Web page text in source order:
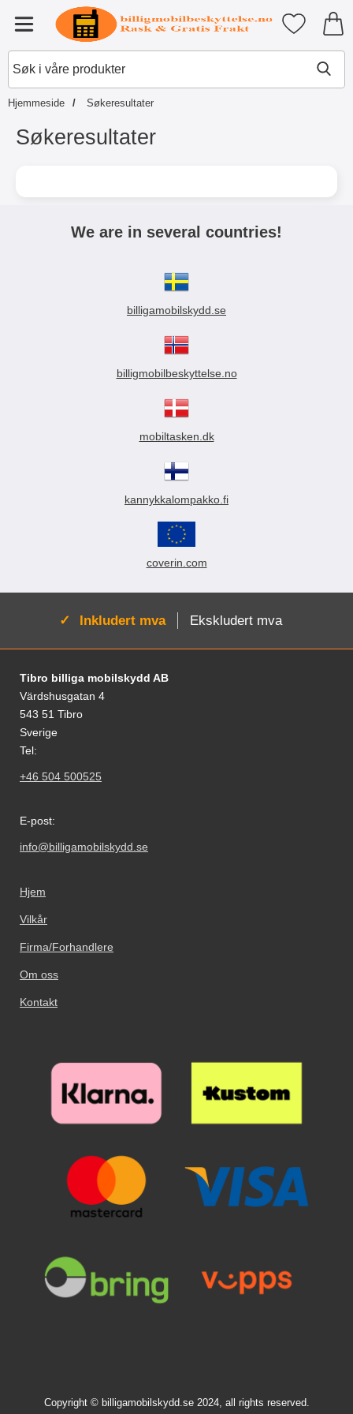
Meny Startsiden for Tibro BilligaMine
Hjemmeside Søkeresultater
Søkeresultater
We are in several countries!
billigamobilskydd.se
billigmobilbeskyttelse.no
mobiltasken.dk
kannykkalompakko.fi
coverin.com
Aktiv:
Inkludert mva Ekskludert mva
Footer-innhold Blandet informasjon og
Tibro billiga mobilskydd AB
Värdshusgatan 4
543 51 Tibro
Sverige
Tel:
+46 504 500525
E-post:
info@billigamobilskydd.se
Hjem
Vilkår
Firma/Forhandlere
Om oss
Kontakt
Copyright © billigamobilskydd.se 2024, all rights reserved.